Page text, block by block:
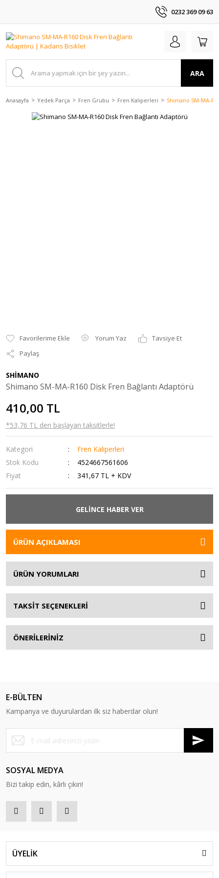
0232 369 09 63
ARA
Anasayfa Yedek Parça Fren Grubu Fren Kaliperleri Shimano SM-MA-
Yorum Yaz
Tavsiye Et
Paylaş
SHİMANO
Shimano SM-MA-R160 Disk Fren Bağlantı Adaptörü
410,00 TL
*53,76 TL den başlayan taksitlerle!
Kategori
Fren Kaliperleri
Stok Kodu
4524667561606
Fiyat
341,67 TL + KDV
GELİNCE HABER VER
ÜRÜN AÇIKLAMASI
ÜRÜN YORUMLARI
TAKSİT SEÇENEKLERİ
ÖNERİLERİNİZ
E-BÜLTEN
Kampanya ve duyurulardan ilk siz haberdar olun!
SOSYAL MEDYA
Bizi takip edin, kârlı çıkın!
ÜYELİK